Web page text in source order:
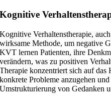
Kognitive
Kognitive Verhaltenstherapie,
wirksame Methode, um negative
KVT lernen Patienten, ihre
verändern, was zu positiven
Therapie konzentriert sich auf das
konkrete Probleme anzugehen
Umstrukturierung von Gedanken